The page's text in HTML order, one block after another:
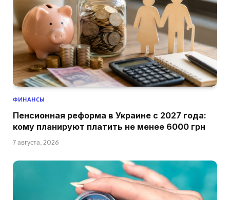
ФИНАНСЫ
Пенсионная реформа в Украине с 2027 года:
кому планируют платить не менее 6000 грн
7 августа, 2026